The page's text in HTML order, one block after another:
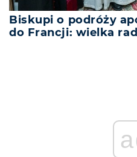
Biskupi o podróży
do Francji: wielka